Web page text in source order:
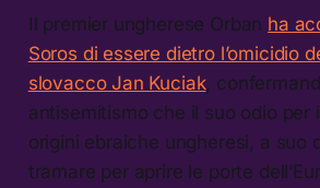
Il premier ungherese Orban ha
Soros di essere dietro l’omicidio
slovacco Jan Kuciak,
antisemitismo che il suo odio per
origini ebraiche ungheresi, a suo
tramare per aprire le porte